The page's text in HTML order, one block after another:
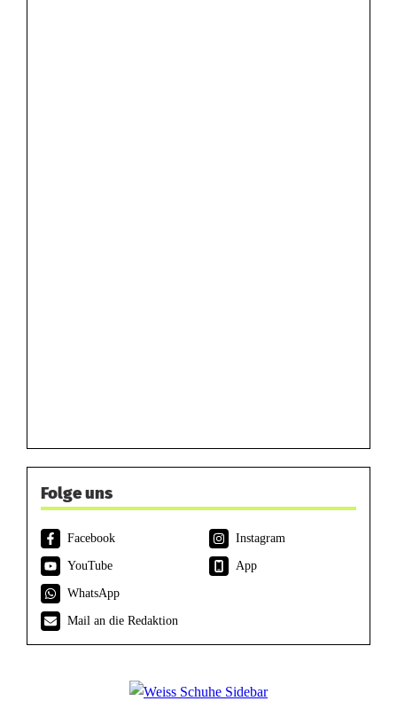
Folge uns
Facebook
Instagram
YouTube
App
WhatsApp
Mail an die Redaktion